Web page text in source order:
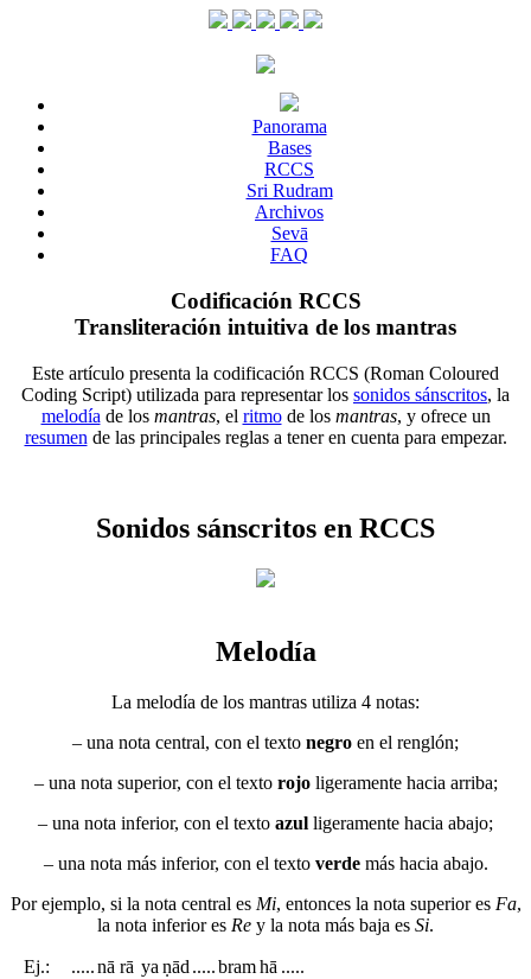
Panorama
Bases
RCCS
Sri Rudram
Archivos
Sevā
FAQ
Codificación RCCS
Transliteración intuitiva de los mantras
Este artículo presenta la codificación RCCS (Roman Coloured
Coding Script) utilizada para representar los sonidos sánscritos, la
melodía de los mantras, el ritmode los mantras, y ofrece un
resumen de las principales reglas a tener en cuenta para empezar.
Sonidos sánscritos en RCCS
Melodía
La melodía de los mantras utiliza 4 notas:
– una nota central, con el texto negro en el renglón;
– una nota superior, con el texto rojoligeramente hacia arriba;
– una nota inferior, con el texto azul ligeramente hacia abajo;
– una nota más inferior, con el texto verdemás hacia abajo.
Por ejemplo, si la nota central es Mi, entonces la nota superior es Fa,
la nota inferior es Re y la nota más baja es Si.
Ej.: .....nā rā ya ṇād .....bramhā .....